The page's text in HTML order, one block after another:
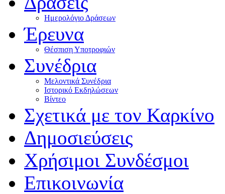
Ημερολόγιο Δράσεων
Έρευνα
Θέσπιση Υποτροφιών
Συνέδρια
Μελοντικά Συνέδρια
Ιστορικό Εκδηλώσεων
Βίντεο
Σχετικά με τον Καρκίνο
Δημοσιεύσεις
Χρήσιμοι Συνδέσμοι
Επικοινωνία